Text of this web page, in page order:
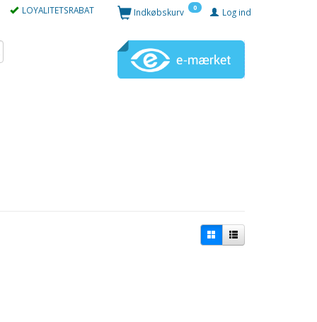
LOYALITETSRABAT Log ind
Indkøbskurv 0